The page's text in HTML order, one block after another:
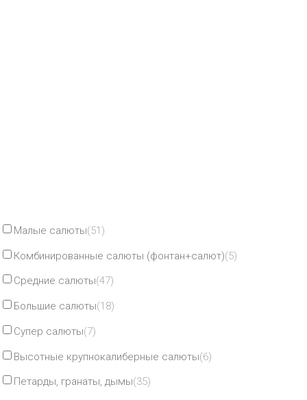
Малые салюты(51)
Комбинированные салюты (фонтан+салют)(5)
Средние салюты(47)
Большие салюты(18)
Супер салюты(7)
Высотные крупнокалиберные салюты(6)
Петарды, гранаты, дымы(35)